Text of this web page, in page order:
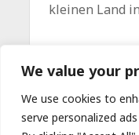
We value your
We use cookies to
serve personalized
kleinen Land